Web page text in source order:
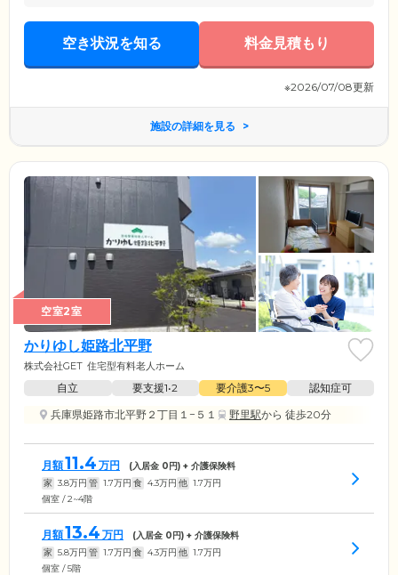
空き状況を知る 料金見積もり
※2026/07/08更新
施設の詳細を見る
空室2室
かりゆし姫路北平野
株式会社GET 住宅型有料老人ホーム
自立 要支援1•2 要介護3〜5
認知症可
兵庫県姫路市北平野２丁目１−５１
野里駅から 徒歩20分
月額11.4 万円 (入居金 0円) + 介護保険料
家 3.8万円 管 1.7万円 食 4.3万円 他 1.7万円
個室 / 2~4階
月額13.4 万円 (入居金 0円) + 介護保険料
家 5.8万円 管 1.7万円 食 4.3万円 他 1.7万円
個室 / 5階